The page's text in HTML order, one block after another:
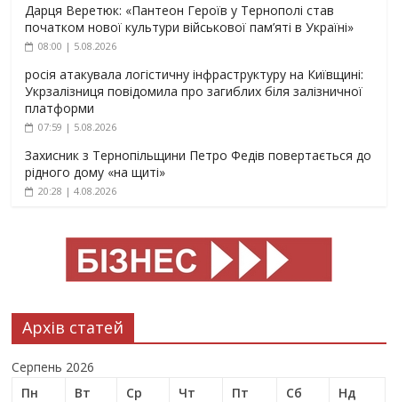
Дарця Веретюк: «Пантеон Героїв у Тернополі став
початком нової культури військової пам’яті в Україні»
08:00 | 5.08.2026
росія атакувала логістичну інфраструктуру на Київщині:
Укрзалізниця повідомила про загиблих біля залізничної
платформи
07:59 | 5.08.2026
Захисник з Тернопільщини Петро Федів повертається до
рідного дому «на щиті»
20:28 | 4.08.2026
Архів статей
Серпень 2026
Пн
Вт Ср Чт Пт Сб
Нд